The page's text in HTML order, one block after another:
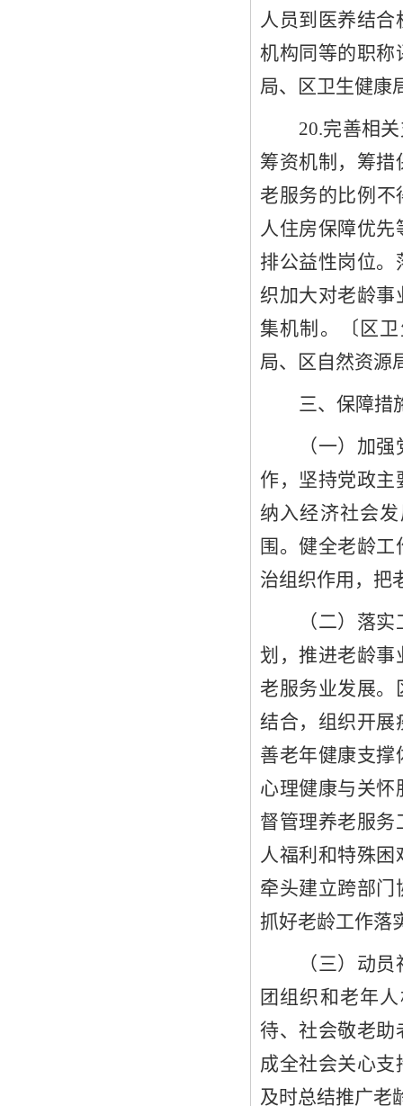
人员到医养结合
机构同等的职称
局、区卫生健康
20.完善相
筹资机制，筹措
老服务的比例不
人住房保障优
排公益性岗位。
织加大对老龄事
集机制。
〔 区
局、区自然资源
三、保障措
（一） 加强
作， 坚持党政主
纳入经济社会
围 。健全老龄工
治组织作用 ，把
（二）落
划，推进老龄事
老服务业发展。
结合，组织开展
善老年健康支撑
心理健康与关怀
督管理养老服
人福利和特殊
牵头建立跨部门
抓好老龄工作落
（三）动
团组织和老年
待、社会敬老助
成全社会关心支
及时总结推广老